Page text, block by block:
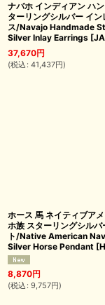
ナバホ インディアン ハ
ターリングシルバー イン
ス/Navajo Handmade
Silver Inlay Earrings [
37,670円
(税込 : 41,437円)
ホース 馬 ネイティブア
ホ族 スターリングシルバ
ト/Native American
Silver Horse Pendant [
8,870円
(税込 : 9,757円)